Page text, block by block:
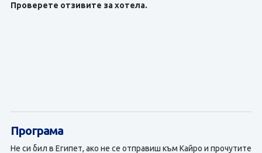
Проверете отзивите за хотела.
Програма
Не си бил в Египет, ако не се отправиш към Кайро и прочутите